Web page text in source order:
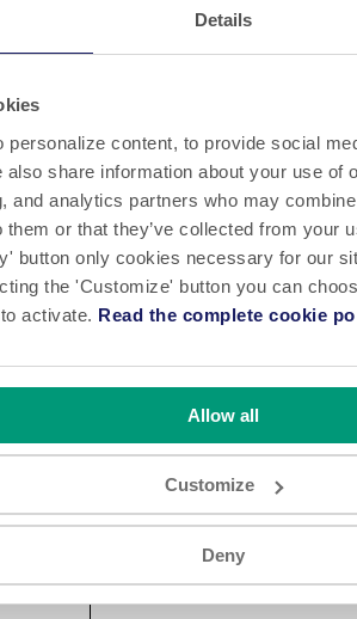
Details
personalize content, to provide social
also share information about your use of
and analytics partners who may
them or that they’ve collected from your
button only cookies necessary for our
the 'Customize' button you can
activate. Read the complete cookie
Allow all
Customize
Deny
rendement de la machine.
bouchon, formes spéciales, fermeture zip
intéressante pour les clients, car elle leur
tendance du marché en ajoutant de
d'emballages.
une machine qui produit 50 ppm jusqu'à
150 ppm, et des volumes de remplissage
fiable avec une capacité d'emballage
de production jusqu'à 90 ppm.
nous permettent d'être l'un des
ce domaine.